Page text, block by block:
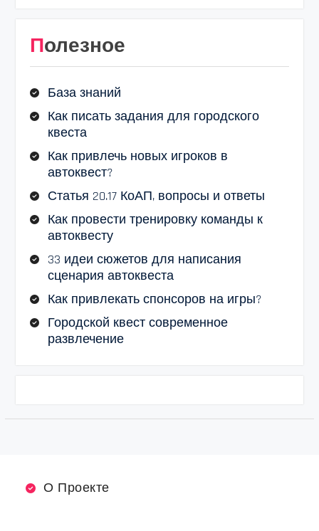
Полезное
База знаний
Как писать задания для городского
квеста
Как привлечь новых игроков в
автоквест?
Статья 20.17 КоАП, вопросы и ответы
Как провести тренировку команды к
автоквесту
33 идеи сюжетов для написания
сценария автоквеста
Как привлекать спонсоров на игры?
Городской квест современное
развлечение
О Проекте